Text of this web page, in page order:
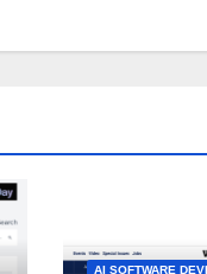
AI SOFTWARE